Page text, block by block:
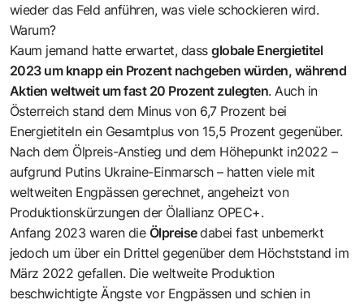
wieder das Feld anführen, was viele schockieren wird.
Warum?
Kaum jemand hatte erwartet, dassglobale Energietitel
2023 um knapp ein Prozent nachgeben würden, während
Aktien weltweit um fast 20 Prozent zulegten. Auch in
Österreich stand dem Minus von 6,7 Prozent bei
Energietiteln ein Gesamtplus von 15,5 Prozent gegenüber.
Nach dem Ölpreis-Anstieg und dem Höhepunkt in2022 –
aufgrund Putins Ukraine-Einmarsch – hatten viele mit
weltweiten Engpässen gerechnet, angeheizt von
Produktionskürzungen der Ölallianz OPEC+.
Anfang 2023 waren die Ölpreisedabei fast unbemerkt
jedoch um über ein Drittel gegenüber dem Höchststand im
März 2022 gefallen. Die weltweite Produktion
beschwichtigte Ängste vor Engpässen und schien in